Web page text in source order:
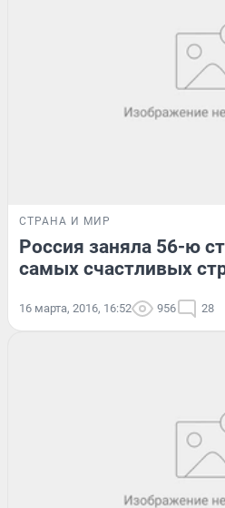
СТРАНА И МИР
Россия заняла 56-ю
самых счастливых
16 марта, 2016, 16:52 956 28